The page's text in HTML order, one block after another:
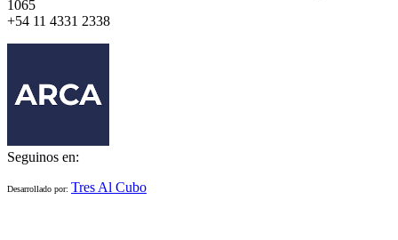
1065
+54 11 4331 2338
Seguinos en:
Desarrollado por: Tres Al Cubo